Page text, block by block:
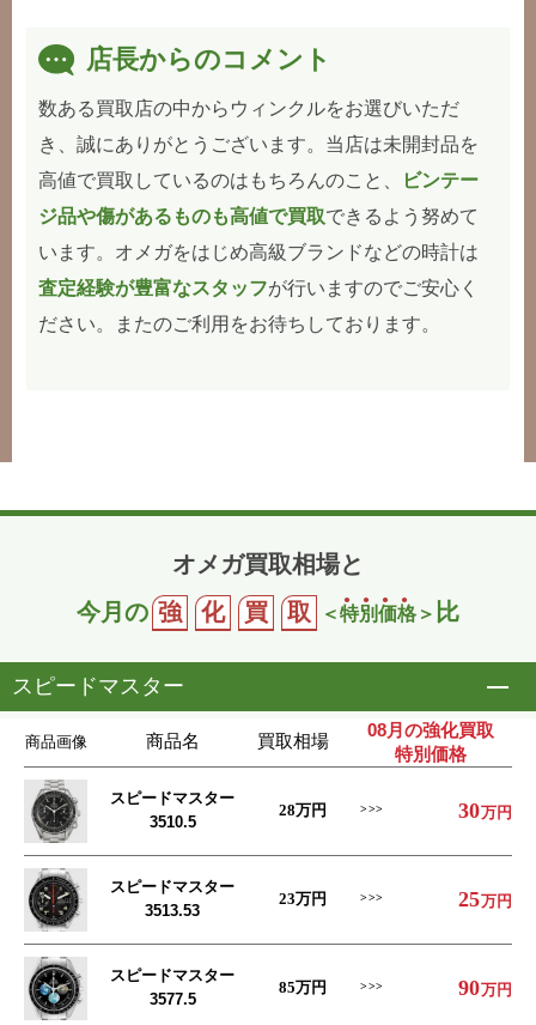
店長からのコメント
数ある買取店の中からウィンクルをお選びいただ
き、誠にありがとうございます。当店は未開封品を
高値で買取しているのはもちろんのこと、
ビンテー
ジ品や傷があるものも高値で買取できるよう努めて
います。オメガをはじめ高級ブランドなどの時計は
査定経験が豊富なスタッフが行いますのでご安心く
ださい。またのご利用をお待ちしております。
オメガ買取相場と
今月の 強 化 買 取 ＜特別価格 ＞ 比
スピードマスター
商品画像 商品名 買取相場
08月の強化買取
特別価格
スピードマスター
3510.5
28万円 30万円
スピードマスター
3513.53
23万円 25万円
スピードマスター
3577.5
85万円 90万円